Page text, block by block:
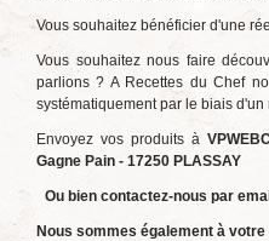
Vous souhaitez bénéficier d'une
Vous souhaitez nous faire
parlions ? A Recettes du Chef
systématiquement par le biais
Envoyez vos produits à
Gagne Pain - 17250 PLASSAY
Ou bien contactez-nous par
Nous sommes également à